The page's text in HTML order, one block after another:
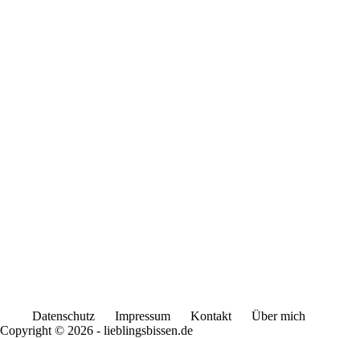
Datenschutz Impressum Kontakt
Über mich
Copyright © 2026 - lieblingsbissen.de